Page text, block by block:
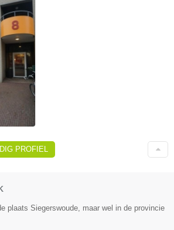
PROFIEL
plaats Siegerswoude, maar wel in de provincie